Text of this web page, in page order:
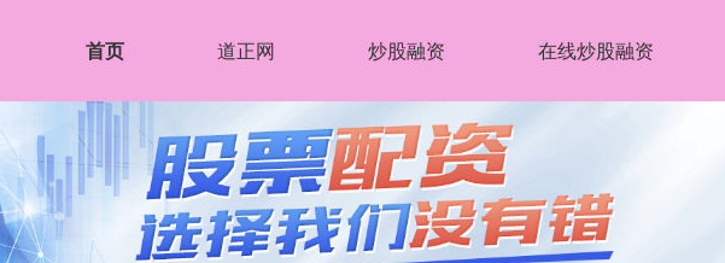
首页 道正网 炒股融资 在线炒股融资